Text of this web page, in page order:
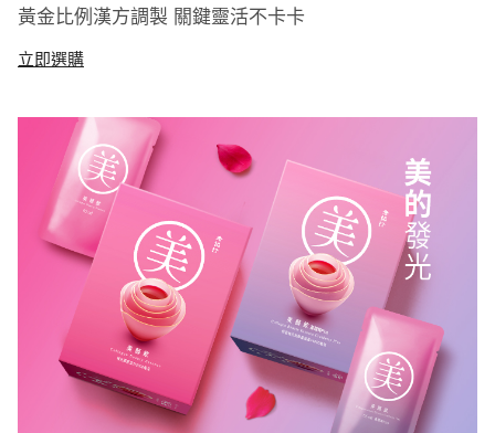
黃金比例漢方調製 關鍵靈活不卡卡
立即選購